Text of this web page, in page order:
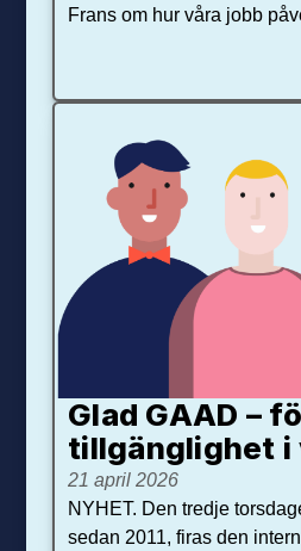
Frans om hur våra jobb
Glad GAAD –
tillgänglighet i
21 april 2026
NYHET. Den tredje
sedan 2011, firas den